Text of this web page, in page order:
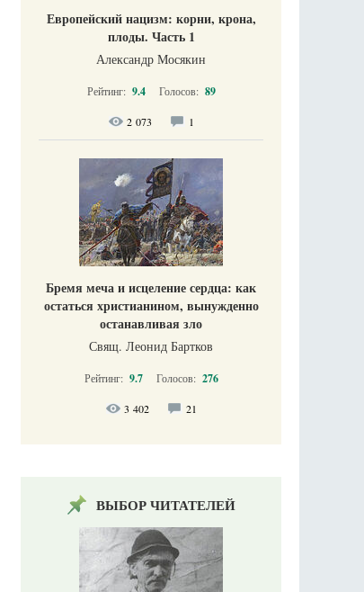
Европейский нацизм: корни, крона,
плоды. Часть 1
Александр Мосякин
Рейтинг: 9.4 Голосов: 89
2 073 1
Бремя меча и исцеление сердца: как
остаться христианином, вынужденно
останавливая зло
Свящ. Леонид Бартков
Рейтинг: 9.7 Голосов: 276
3 402 21
ВЫБОР ЧИТАТЕЛЕЙ